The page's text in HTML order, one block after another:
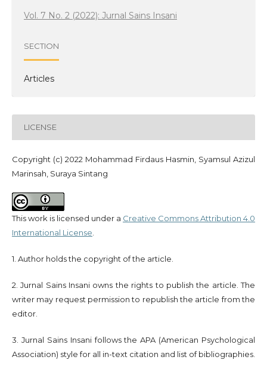
Vol. 7 No. 2 (2022): Jurnal Sains Insani
SECTION
Articles
LICENSE
Copyright (c) 2022 Mohammad Firdaus Hasmin, Syamsul Azizul
Marinsah, Suraya Sintang
This work is licensed under a Creative Commons Attribution 4.0
International License
1. Author holds the copyright of the article.
2. Jurnal Sains Insani owns the rights to publish the article. The
writer may request permission to republish the article from the
editor.
3. Jurnal Sains Insani follows the APA (American Psychological
Association) style for all in-text citation and list of bibliographies.